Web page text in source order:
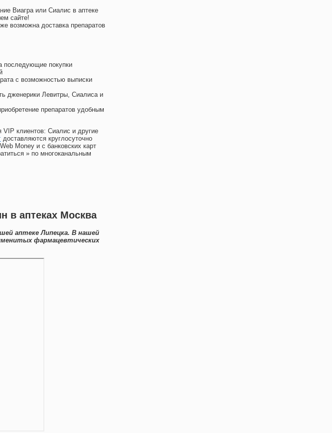
Виагра или Сиалис в аптеке
сайте!
возможна доставка препаратов
последующие покупки
с возможностью выписки
дженерики Левитры, Сиалиса и
препаратов удобным
VIP клиентов: Сиалис и другие
доставляются круглосуточно
Money и с банковских карт
» по многоканальным
в аптеках Москва
аптеке Липецка. В нашей
фармацевтических